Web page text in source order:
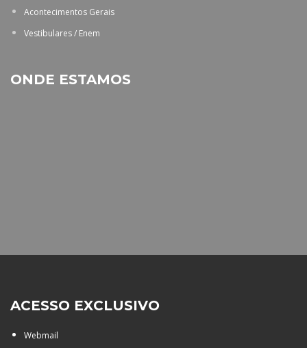
Acontecimentos Gerais
Vestibulares / Enem
ONDE ESTAMOS
ACESSO EXCLUSIVO
Webmail